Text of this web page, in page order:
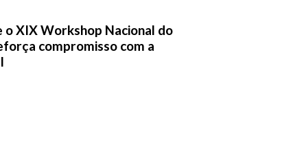
XIX Workshop Nacional do
compromisso com a